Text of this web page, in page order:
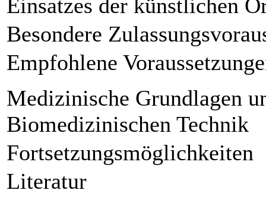
Einsatzes der künstlichen
Besondere
Empfohlene
Medizinische Grundlagen
Biomedizinischen Technik
Fortsetzungsmöglichkeiten
Literatur